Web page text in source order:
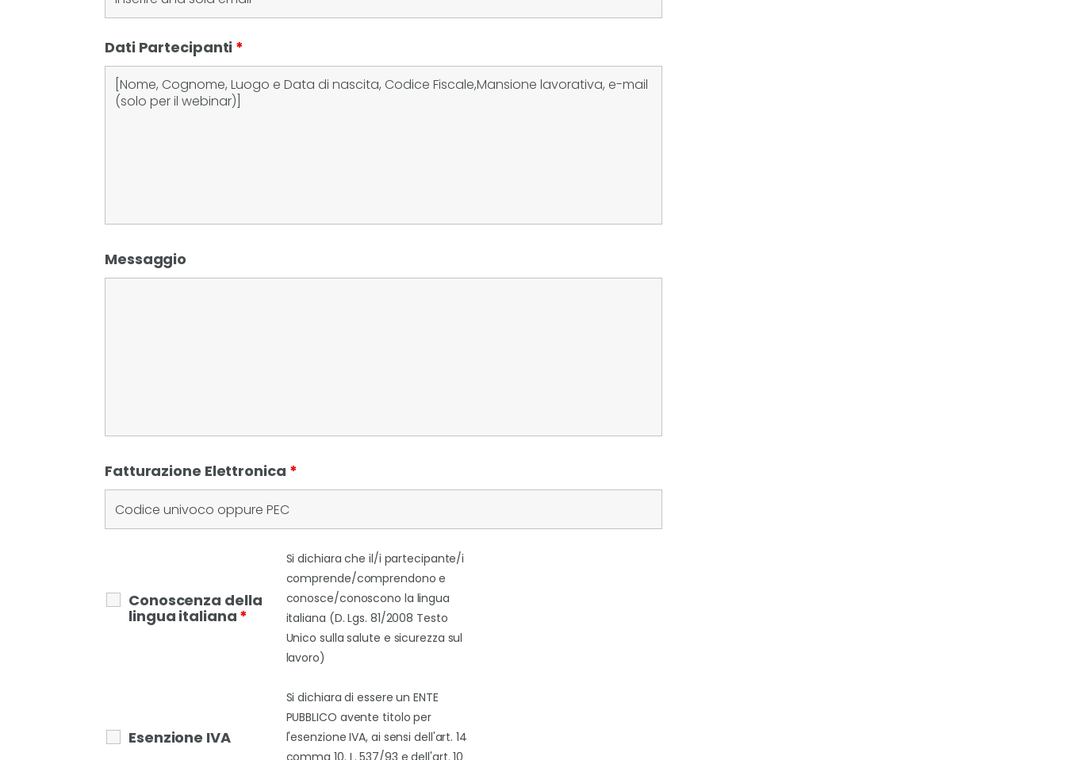
Dati Partecipanti *
Messaggio
Fatturazione Elettronica *
Conoscenza della
lingua italiana *
Si dichiara che il/i partecipante/i
comprende/comprendono e
conosce/conoscono la lingua
italiana (D. Lgs. 81/2008 Testo
Unico sulla salute e sicurezza sul
lavoro)
Esenzione IVA
Si dichiara di essere un ENTE
PUBBLICO avente titolo per
l'esenzione IVA, ai sensi dell'art. 14